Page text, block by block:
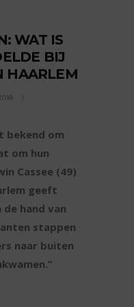
WAT IS
BIJ
HAARLEM
bekend om
om hun
Cassee (49)
geeft
de hand van
stappen
naar buiten